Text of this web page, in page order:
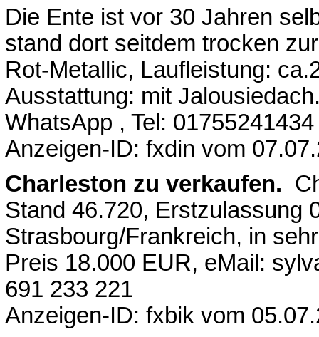
Die Ente ist vor 30 Jahren
stand dort seitdem trocken
Rot-Metallic, Laufleistung:
Ausstattung: mit
WhatsApp , Tel: 01755241434
Anzeigen-ID: fxdin vom
Charleston zu verkaufen.
Stand 46.720, Erstzulassung
Strasbourg/Frankreich, in
Preis 18.000 EUR, eMail:
691 233 221
Anzeigen-ID: fxbik vom